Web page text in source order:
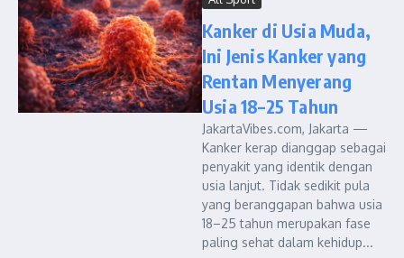
Kanker di Usia Muda,
Ini Jenis Kanker yang
Rentan Menyerang
Usia 18–25 Tahun
JakartaVibes.com, Jakarta —
Kanker kerap dianggap sebagai
penyakit yang identik dengan
usia lanjut. Tidak sedikit pula
yang beranggapan bahwa usia
18–25 tahun merupakan fase
paling sehat dalam kehidup...